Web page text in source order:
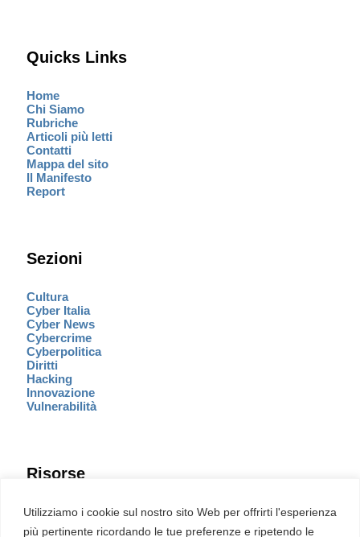
Utilizziamo i cookie sul nostro sito Web per offrirti l'esperienza
più pertinente ricordando le tue preferenze e ripetendo le
Quicks Links
Home
Chi Siamo
Rubriche
Articoli più letti
Contatti
Mappa del sito
Il Manifesto
Report
Sezioni
Cultura
Cyber Italia
Cyber News
Cybercrime
Cyberpolitica
Diritti
Hacking
Innovazione
Vulnerabilità
Risorse
Eventi
Fumetto Cyber